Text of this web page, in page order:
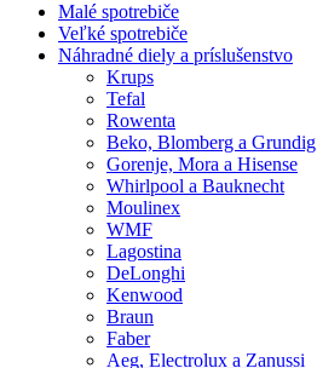
Malé spotrebiče
Veľké spotrebiče
Náhradné diely a príslušenstvo
Krups
Tefal
Rowenta
Beko, Blomberg a Grundig
Gorenje, Mora a Hisense
Whirlpool a Bauknecht
Moulinex
WMF
Lagostina
DeLonghi
Kenwood
Braun
Faber
Aeg, Electrolux a Zanussi